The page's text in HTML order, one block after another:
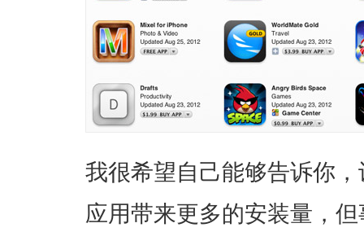
我很希望自己能够告诉你
应用带来更多的安装量，